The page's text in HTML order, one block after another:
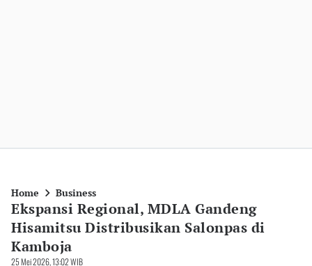
Home Business
Ekspansi Regional, MDLA Gandeng
Hisamitsu Distribusikan Salonpas di
Kamboja
25 Mei 2026, 13:02 WIB